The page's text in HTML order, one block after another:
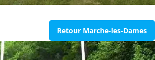
Retour Marche-les-Dames